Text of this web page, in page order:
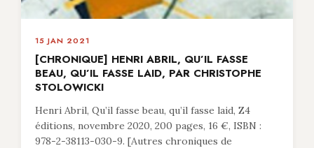
15 JAN 2021
[CHRONIQUE] HENRI ABRIL, QU’IL FASSE
BEAU, QU’IL FASSE LAID, PAR CHRISTOPHE
STOLOWICKI
Henri Abril, Qu’il fasse beau, qu’il fasse laid, Z4
éditions, novembre 2020, 200 pages, 16 €, ISBN :
978-2-38113-030-9. [Autres chroniques de